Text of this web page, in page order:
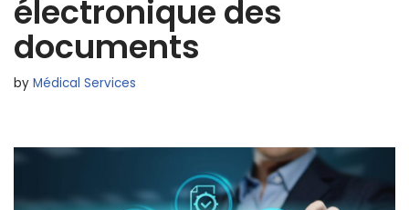
électronique des
documents
by Médical Services